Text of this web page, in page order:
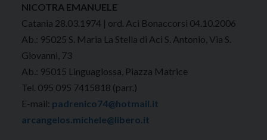
NICOTRA EMANUELE
Catania 28.03.1974 | ord. Aci Bonaccorsi 04.10.2006
Ab.: 95025 S. Maria La Stella di Aci S. Antonio, Via S.
Giovanni, 73
Ab.: 95015 Linguaglossa, Piazza Matrice
Tel. 095 095 7415818 (parr.)
E-mail: padrenico74@hotmail.it
arcangelos.michele@libero.it